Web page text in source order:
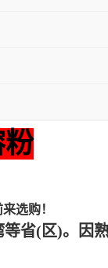
选购！
省(区)。因